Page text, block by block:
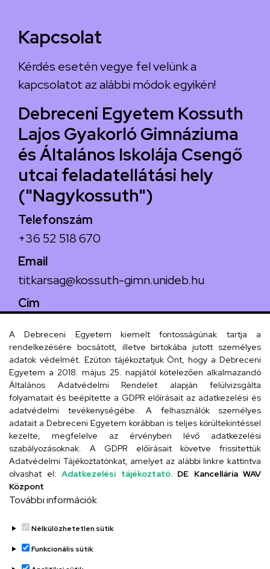
Kapcsolat
Kérdés esetén vegye fel velünk a
kapcsolatot az alábbi módok egyikén!
Debreceni Egyetem Kossuth
Lajos Gyakorló Gimnáziuma
és Általános Iskolája Csengő
utcai feladatellátási hely
("Nagykossuth")
Telefonszám
+36 52 518 670
Email
titkarsag@kossuth-gimn.unideb.hu
Cím
Szervezeti telefonkönyv
UD telefonkönyv
Titkárság
A Debreceni Egyetem kiemelt fontosságúnak tartja a
rendelkezésére bocsátott, illetve birtokába jutott személyes
adatok védelmét. Ezúton tájékoztatjuk Önt, hogy a Debreceni
Egyetem a 2018. május 25. napjától kötelezően alkalmazandó
Általános Adatvédelmi Rendelet alapján felülvizsgálta
folyamatait és beépítette a GDPR előírásait az adatkezelési és
adatvédelmi tevékenységébe. A felhasználók személyes
adatait a Debreceni Egyetem korábban is teljes körültekintéssel
kezelte, megfelelve az érvényben lévő adatkezelési
szabályozásoknak. A GDPR előírásait követve frissítettük
Adatvédelmi Tájékoztatónkat, amelyet az alábbi linkre kattintva
olvashat el: Adatkezelési tájékoztató. DE Kancellária WAV
Központ
További információk
Nélkülözhetetlen sütik
Funkcionális sütik